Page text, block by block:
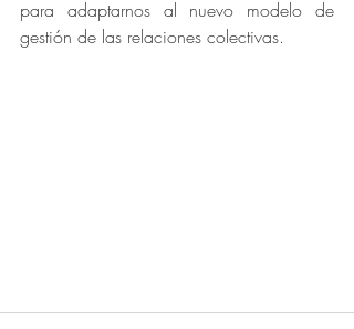
para adaptarnos al nuevo modelo de
gestión de las relaciones colectivas.